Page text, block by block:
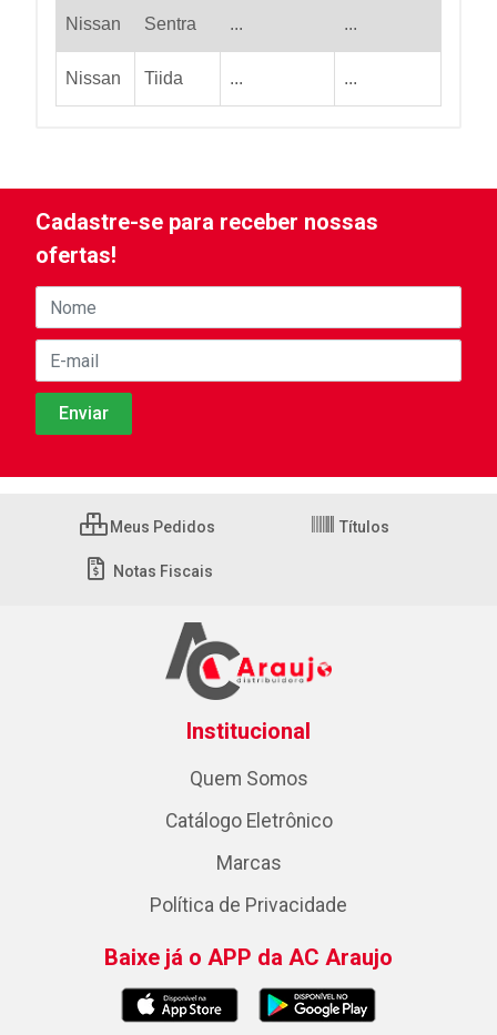
Nissan Sentra ... ...
Nissan Tiida ... ...
Cadastre-se para receber nossas
ofertas!
Meus Pedidos Títulos
Notas Fiscais
Institucional
Quem Somos
Catálogo Eletrônico
Marcas
Política de Privacidade
Baixe já o APP da AC Araujo